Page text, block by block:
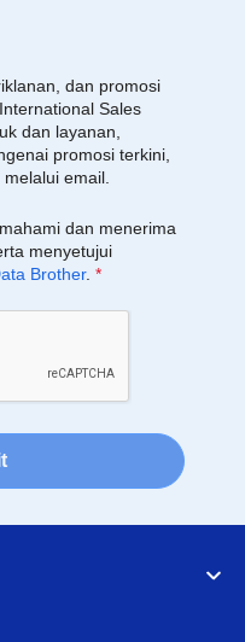
dan promosi
Sales
dan layanan,
promosi terkini,
email.
dan menerima
menyetujui
Brother. *